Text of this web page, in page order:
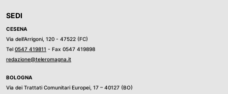
SEDI
CESENA
Via dell’Arrigoni, 120 - 47522 (FC)
Tel 0547 419811 - Fax 0547 419898
redazione@teleromagna.it
BOLOGNA
Via dei Trattati Comunitari Europei, 17 – 40127 (BO)